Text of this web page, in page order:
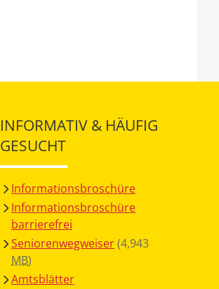
INFORMATIV & HÄUFIG
GESUCHT
Informationsbroschüre
Informationsbroschüre
barrierefrei
Seniorenwegweiser(4,943
MB)
Amtsblätter